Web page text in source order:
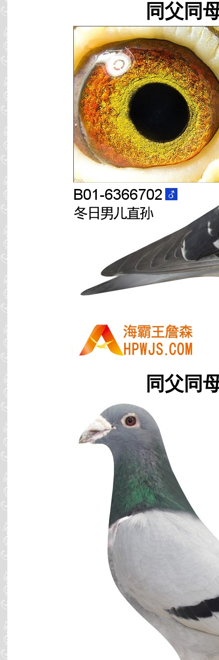
同父同
同父同